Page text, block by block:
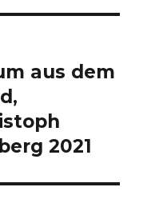
aus dem
2021